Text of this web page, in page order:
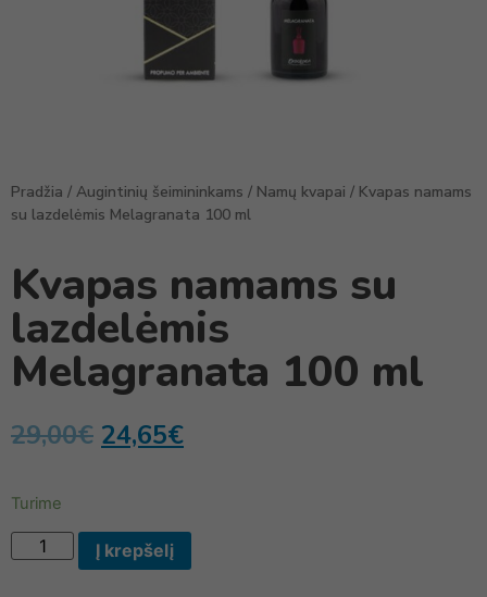
Pradžia / Augintinių šeimininkams / Namų kvapai / Kvapas namams
su lazdelėmis Melagranata 100 ml
Kvapas namams su
lazdelėmis
Melagranata 100 ml
29,00€ 24,65€
Turime
Į krepšelį